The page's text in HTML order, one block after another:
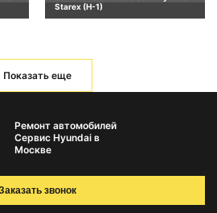
Starex (H-1)
Показать еще
Ремонт автомобилей
Сервис Hyundai в
Москве
звонок